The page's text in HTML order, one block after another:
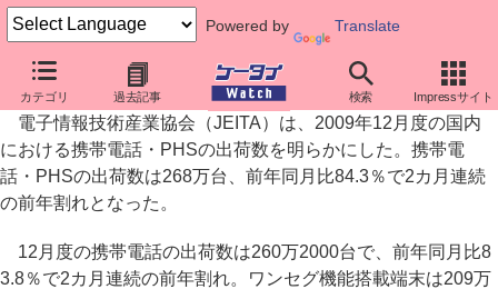
Powered by Translate
カテゴリ 過去記事 検索 Impressサイト
2009年の携帯・PHS出荷、2年連続の前年割れに
電子情報技術産業協会（JEITA）は、2009年12月度の国内
における携帯電話・PHSの出荷数を明らかにした。携帯電
話・PHSの出荷数は268万台、前年同月比84.3％で2カ月連続
の前年割れとなった。
12月度の携帯電話の出荷数は260万2000台で、前年同月比8
3.8％で2カ月連続の前年割れ。ワンセグ機能搭載端末は209万